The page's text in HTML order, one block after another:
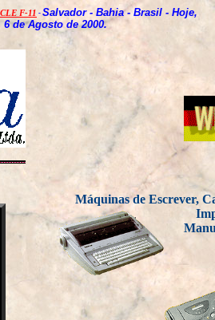
F-11 - Salvador - Bahia - Brasil - Hoje,
6 de Agosto de 2000.
Máquinas de Escrever,